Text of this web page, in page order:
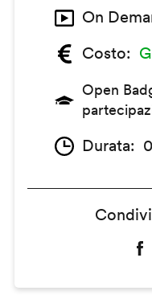
On
Costo
Open
Durata